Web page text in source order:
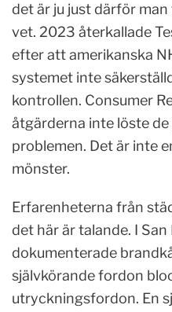
det är ju just därför
vet. 2023 återkallade
efter att amerikanska
systemet inte
kontrollen. Consumer
åtgärderna inte löste
problemen. Det är inte
mönster.
Erfarenheterna från
det här är talande. I San
dokumenterade
självkörande fordon
utryckningsfordon. En